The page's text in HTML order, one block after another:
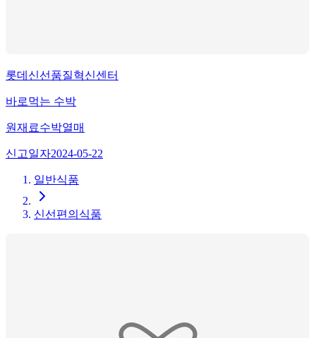
롯데신선품질혁신센터
바로먹는 수박
원재료수박열매
신고일자2024-05-22
일반식품
신선편의식품